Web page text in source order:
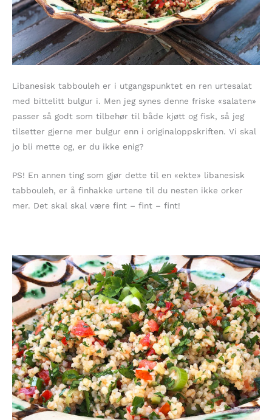
Libanesisk tabbouleh er i utgangspunktet en ren urtesalat
med bittelitt bulgur i. Men jeg synes denne friske «salaten»
passer så godt som tilbehør til både kjøtt og fisk, så jeg
tilsetter gjerne mer bulgur enn i originaloppskriften. Vi skal
jo bli mette og, er du ikke enig?
PS! En annen ting som gjør dette til en «ekte» libanesisk
tabbouleh, er å finhakke urtene til du nesten ikke orker
mer. Det skal skal være fint – fint – fint!